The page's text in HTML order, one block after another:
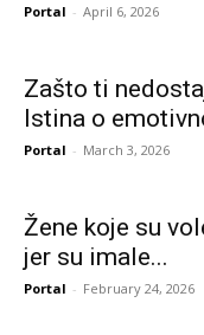
Portal - April 6, 2026
Zašto ti
Istina o
Portal - March 3, 2026
Žene koje su
jer su imale...
Portal - February 24, 2026